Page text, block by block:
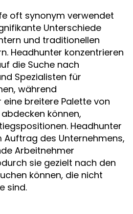
oft synonym verwendet
Unterschiede
und traditionellen
Headhunter konzentrieren
die Suche nach
Spezialisten für
während
breitere Palette von
können,
Headhunter
des Unternehmens,
Arbeitnehmer
sie gezielt nach den
können, die nicht
sind.